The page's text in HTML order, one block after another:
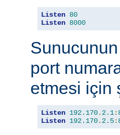
Listen 80
Listen 8000
port
etmesi için
Listen 192.170. 2.1:
Listen 192.170. 2.5: